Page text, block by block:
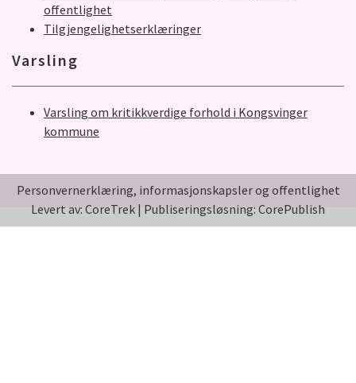
offentlighet
Tilgjengelighetserklæringer
Varsling
Varsling om kritikkverdige forhold i Kongsvinger
kommune
Personvernerklæring, informasjonskapsler og offentlighet
Levert av: CoreTrek | Publiseringsløsning: CorePublish